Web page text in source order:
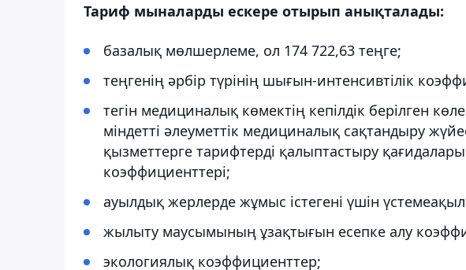
Тариф мыналарды ескере отырып анықталады:
базалық мөлшерлеме, ол 174 722,63 теңге;
теңгенің әрбір түрінің шығын-интенсивтілік
тегін медициналық көмектің кепілдік берілген
міндетті әлеуметтік медициналық сақтандыру
қызметтерге тарифтерді қалыптастыру қағидалары
коэффициенттері;
ауылдық жерлерде жұмыс істегені үшін
жылыту маусымының ұзақтығын есепке алу
экологиялық коэффициенттер;